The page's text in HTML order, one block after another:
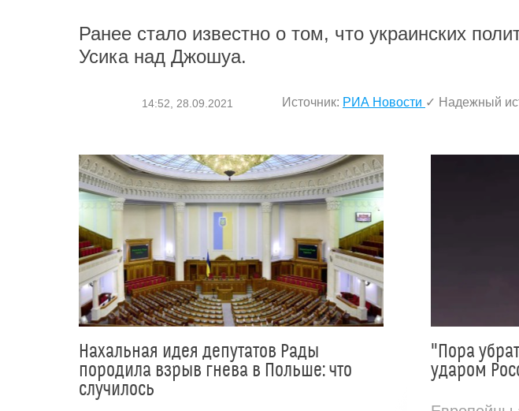
Ранее стало известно о том, что украинских
Усика над Джошуа.
14:52, 28.09.2021 Источник: РИА Новости ✓ Надежный
Нахальная идея депутатов Рады
породила взрыв гнева в Польше: что
случилось
"Пора
ударом